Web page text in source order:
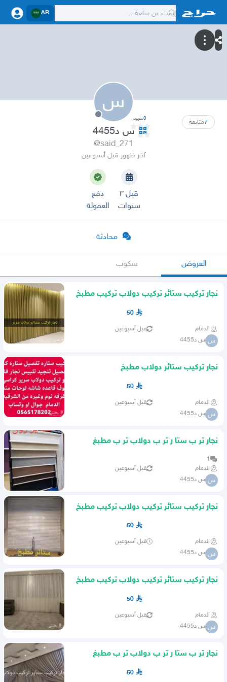
AR
س
7متابعة 0تقييم
س د4455
@said_271
آخر ظهور قبل أسبوعين
قبل ٣
سنوات
دفع
العمولة
محادثة
العروض سكوب
نجار تركيب ستائر تركيب دولاب تركيب مطبخ
50
الدمام قبل أسبوعين
س س د4455
نجار تركيب ستائر دولاب مطبخ
50
الدمام قبل أسبوعين
س س د4455
نجار تر ب ستا ر تر ب دولاب تر ب مطبغ
1
الدمام
قبل أسبوعين
س س د4455
نجار تركيب ستائر تركيب دولاب تركيب مطبخ
50
الدمام قبل أسبوعين
س س د4455
نجار تركيب ستائر تركيب دولاب تركيب مطبخ
50
الدمام قبل أسبوعين
س س د4455
نجار تر ب ستا ر تر ب دولاب تر ب مطبغ
50